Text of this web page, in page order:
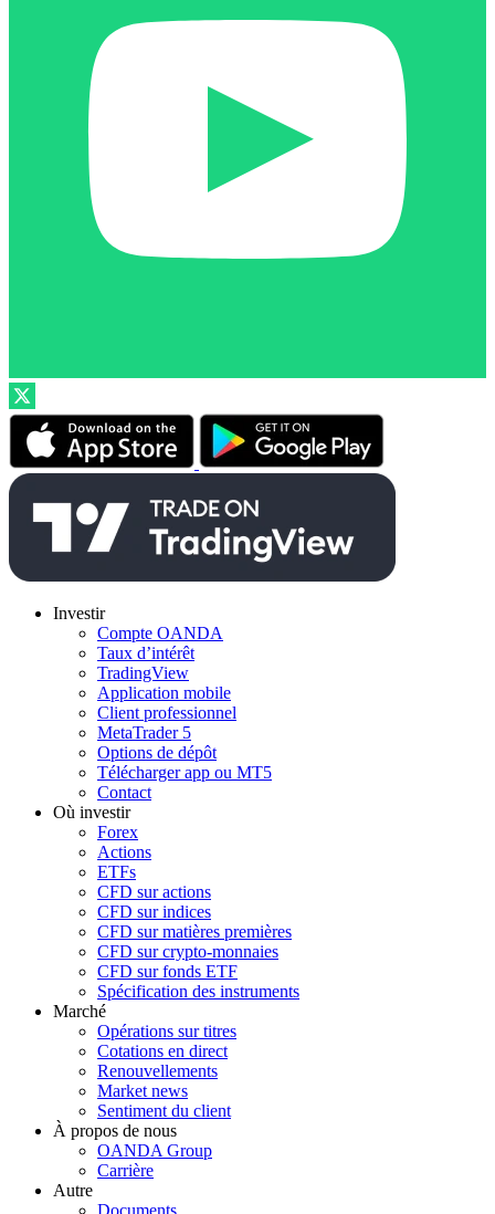
Investir
Compte OANDA
Taux d’intérêt
TradingView
Application mobile
Client professionnel
MetaTrader 5
Options de dépôt
Télécharger app ou MT5
Contact
Où investir
Forex
Actions
ETFs
CFD sur actions
CFD sur indices
CFD sur matières premières
CFD sur crypto-monnaies
CFD sur fonds ETF
Spécification des instruments
Marché
Opérations sur titres
Cotations en direct
Renouvellements
Market news
Sentiment du client
À propos de nous
OANDA Group
Carrière
Autre
Documents